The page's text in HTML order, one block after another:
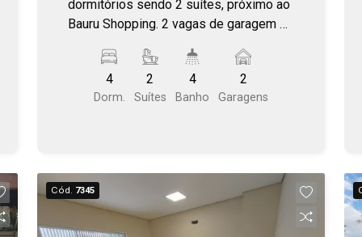
dormitórios sendo 2 suítes, próximo ao
Bauru Shopping. 2 vagas de garagem +
4
Dorm.
2
Suítes
4
Banho
2
Garagens
Cód. 7345